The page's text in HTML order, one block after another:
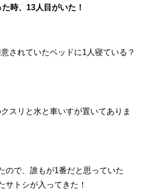
時、13人目がいた！
されていたベッドに1人寝ている？
スリと水と車いすが置いてありま
ので、誰もが1番だと思っていた
サトシが入ってきた！